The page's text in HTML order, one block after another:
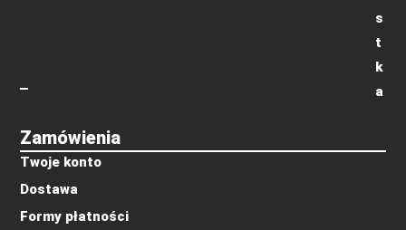
Zamówienia
Twoje konto
Dostawa
Formy płatności
s
t
k
a